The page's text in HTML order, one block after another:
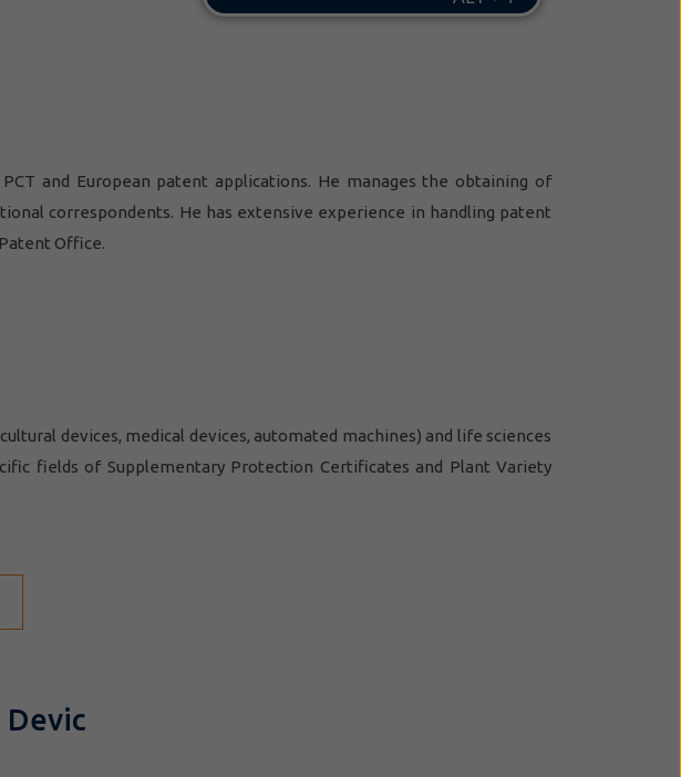
and European patent applications. He manages the obtaining of
correspondents. He has extensive experience in handling patent
Office.
devices, medical devices, automated machines) and life sciences
fields of Supplementary Protection Certificates and Plant Variety